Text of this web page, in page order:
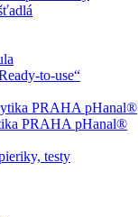
to-use“
PRAHA pHanal®
PRAHA pHanal®
testy